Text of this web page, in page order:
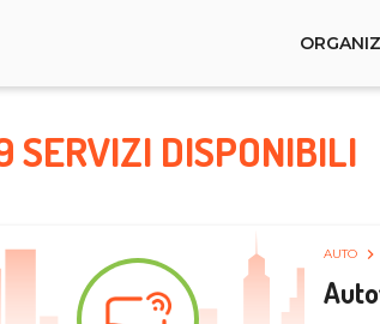
SERVIZI DISPONIBILI
AUTO